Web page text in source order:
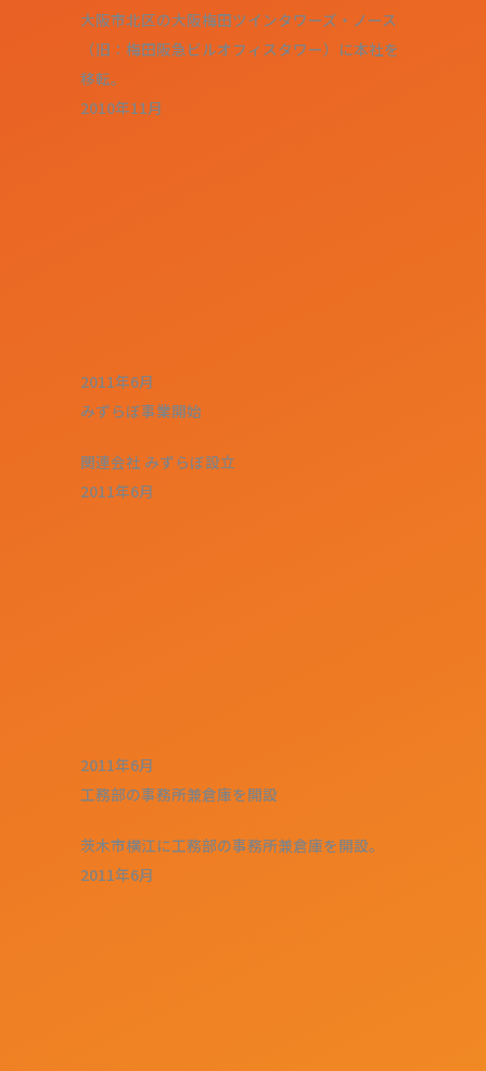
大阪市北区の大阪梅田ツインタワーズ・ノース
（旧：梅田阪急ビルオフィスタワー）に本社を
移転。
2010年11月
2011年6月
みずらぼ事業開始
関連会社 みずらぼ設立
2011年6月
2011年6月
工務部の事務所兼倉庫を開設
茨木市横江に工務部の事務所兼倉庫を開設。
2011年6月